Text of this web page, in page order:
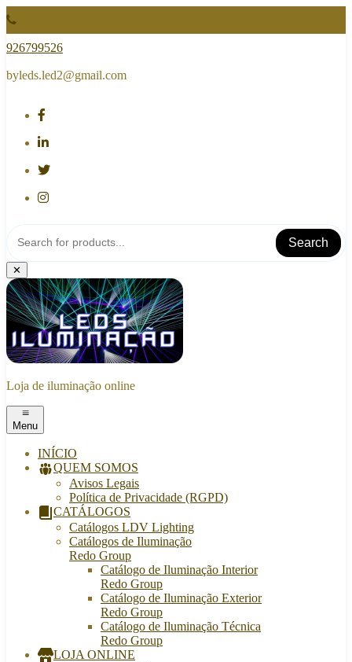
Skip
to
content
926799526
byleds.led2@gmail.com
Search
✕
Loja de iluminação online
Menu
INÍCIO
QUEM SOMOS
Avisos Legais
Política de Privacidade (RGPD)
CATÁLOGOS
Catálogos LDV Lighting
Catálogos de Iluminação
Redo Group
Catálogo de Iluminação Interior
Redo Group
Catálogo de Iluminação Exterior
Redo Group
Catálogo de Iluminação Técnica
Redo Group
LOJA ONLINE